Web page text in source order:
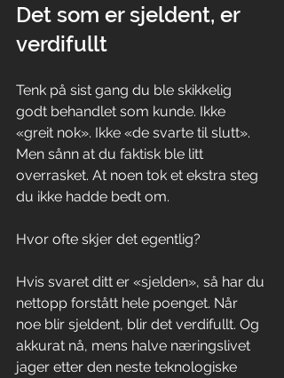
Det som er sjeldent, er
verdifullt
Tenk på sist gang du ble skikkelig
godt behandlet som kunde. Ikke
«greit nok». Ikke «de svarte til slutt».
Men sånn at du faktisk ble litt
overrasket. At noen tok et ekstra steg
du ikke hadde bedt om.
Hvor ofte skjer det egentlig?
Hvis svaret ditt er «sjelden», så har du
nettopp forstått hele poenget. Når
noe blir sjeldent, blir det verdifullt. Og
akkurat nå, mens halve næringslivet
jager etter den neste teknologiske